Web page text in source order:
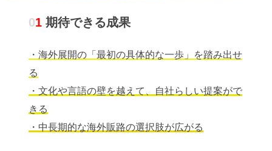
01 期待できる成果
・海外展開の「最初の具体的な一歩」を踏み出せ
る
・文化や言語の壁を越えて、自社らしい提案がで
きる
・中長期的な海外販路の選択肢が広がる